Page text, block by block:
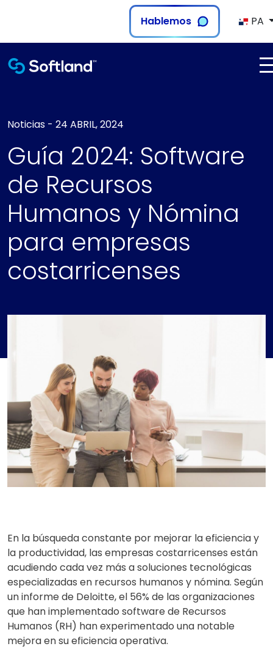
Hablemos PA
Noticias - 24 ABRIL, 2024
Guía 2024: Software
de Recursos
Humanos y Nómina
para empresas
costarricenses
En la búsqueda constante por mejorar la eficiencia y
la productividad, las empresas costarricenses están
acudiendo cada vez más a soluciones tecnológicas
especializadas en recursos humanos y nómina. Según
un informe de Deloitte, el 56% de las organizaciones
que han implementado software de Recursos
Humanos (RH) han experimentado una notable
mejora en su eficiencia operativa.